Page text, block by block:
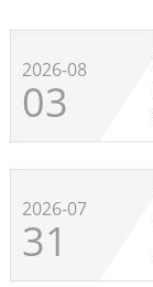
2026-08
03
2026-07
31